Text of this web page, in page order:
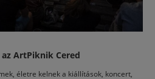
ArtPiknik Cered
életre kelnek a kiállítások, koncert,